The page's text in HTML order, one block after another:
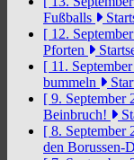
Fußballs
[ 12.
Pforten
[ 11.
bummeln
[ 9. September
Beinbruch!
[ 8. September
den Borussen-